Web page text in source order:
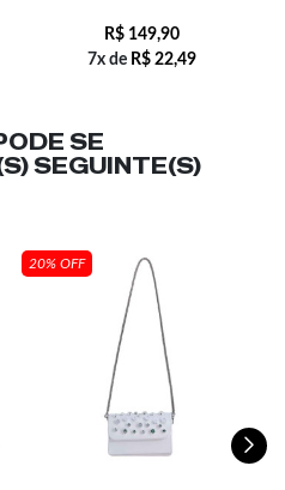
R$ 149,90
7x de R$ 22,49
SE
SEGUINTE(S)
20% OFF